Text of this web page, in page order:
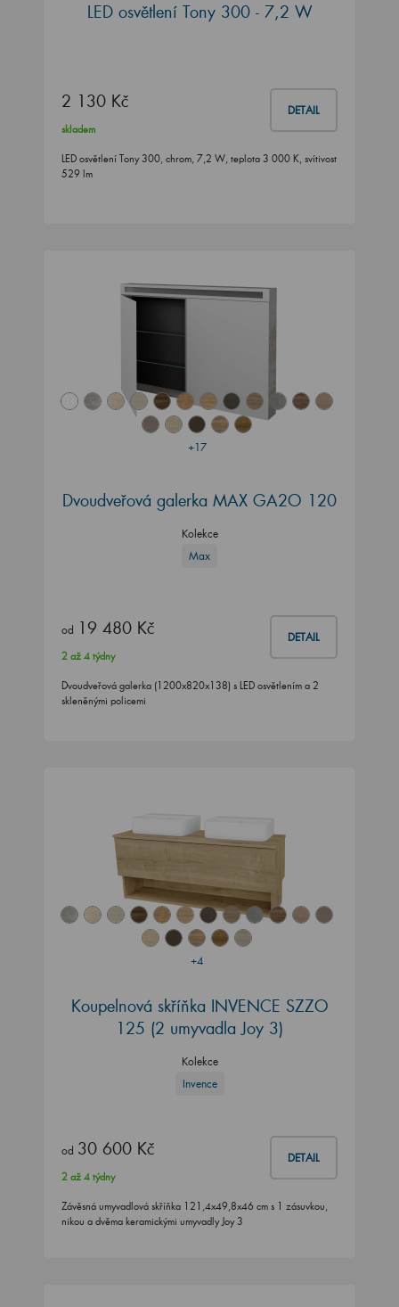
LED osvětlení Tony 300 - 7,2 W
2 130 Kč DETAIL
skladem
LED osvětlení Tony 300, chrom, 7,2 W, teplota 3 000 K, svítivost
529 lm
+17
Dvoudveřová galerka MAX GA2O 120
Kolekce
Max
od 19 480 Kč DETAIL
2 až 4 týdny
Dvoudveřová galerka (1200x820x138) s LED osvětlením a 2
skleněnými policemi
+4
Koupelnová skříňka INVENCE SZZO
125 (2 umyvadla Joy 3)
Kolekce
Invence
od 30 600 Kč DETAIL
2 až 4 týdny
Závěsná umyvadlová skříňka 121,4x49,8x46 cm s 1 zásuvkou,
nikou a dvěma keramickými umyvadly Joy 3